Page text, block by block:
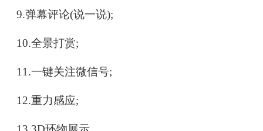
9.弹幕评论(说一说);
10.全景打赏;
11.一键关注微信号;
12.重力感应;